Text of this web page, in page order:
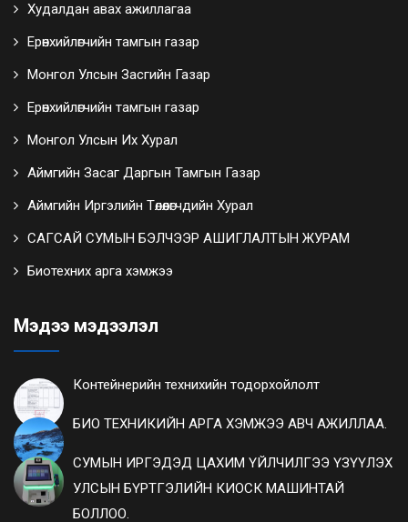
Худалдан авах ажиллагаа
Ерөнхийлөгчийн тамгын газар
Монгол Улсын Засгийн Газар
Ерөнхийлөгчийн тамгын газар
Монгол Улсын Их Хурал
Аймгийн Засаг Даргын Тамгын Газар
Аймгийн Иргэлийн Төлөөлөгчдийн Хурал
САГСАЙ СУМЫН БЭЛЧЭЭР АШИГЛАЛТЫН ЖУРАМ
Биотехних арга хэмжээ
Мэдээ мэдээлэл
Контейнерийн технихийн тодорхойлолт
БИО ТЕХНИКИЙН АРГА ХЭМЖЭЭ АВЧ АЖИЛЛАА.
СУМЫН ИРГЭДЭД ЦАХИМ ҮЙЛЧИЛГЭЭ ҮЗҮҮЛЭХ
УЛСЫН БҮРТГЭЛИЙН КИОСК МАШИНТАЙ
БОЛЛОО.